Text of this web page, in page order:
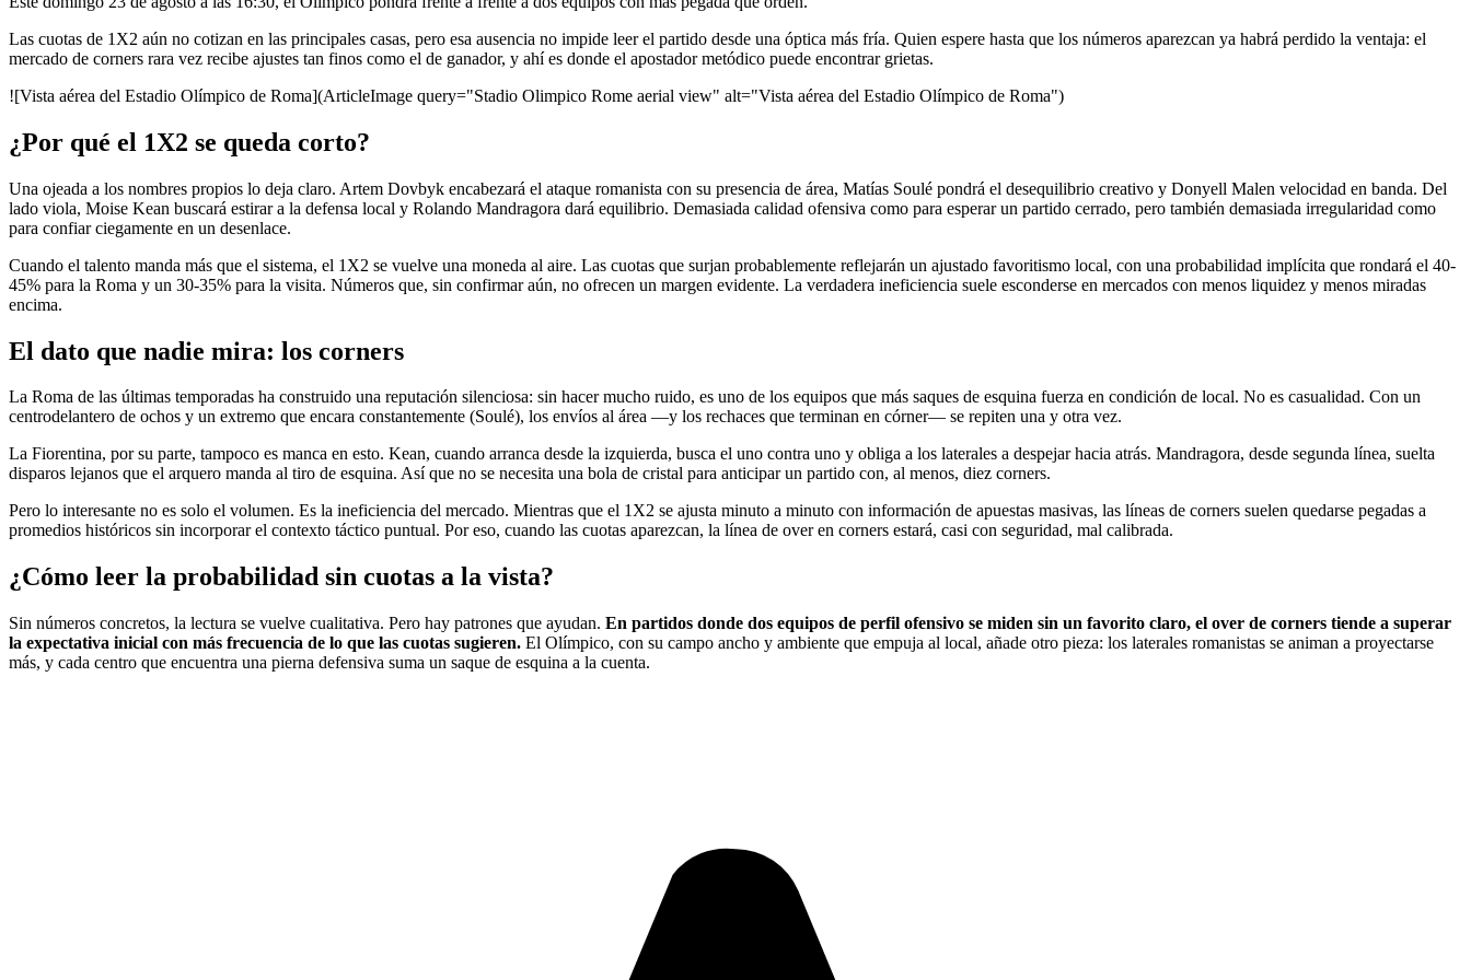
Las cuotas de 1X2 aún no cotizan en las principales casas, pero esa ausencia no impide leer el partido desde una óptica más fría. Quien espere hasta que los números aparezcan ya habrá perdido la ventaja: el
mercado de corners rara vez recibe ajustes tan finos como el de ganador, y ahí es donde el apostador metódico puede encontrar grietas.
![Vista aérea del Estadio Olímpico de Roma](ArticleImage query="Stadio Olimpico Rome aerial view" alt="Vista aérea del Estadio Olímpico de Roma")
¿Por qué el 1X2 se queda corto?
Una ojeada a los nombres propios lo deja claro. Artem Dovbyk encabezará el ataque romanista con su presencia de área, Matías Soulé pondrá el desequilibrio creativo y Donyell Malen velocidad en banda. Del
lado viola, Moise Kean buscará estirar a la defensa local y Rolando Mandragora dará equilibrio. Demasiada calidad ofensiva como para esperar un partido cerrado, pero también demasiada irregularidad como
para confiar ciegamente en un desenlace.
Cuando el talento manda más que el sistema, el 1X2 se vuelve una moneda al aire. Las cuotas que surjan probablemente reflejarán un ajustado favoritismo local, con una probabilidad implícita que rondará el 40-
45% para la Roma y un 30-35% para la visita. Números que, sin confirmar aún, no ofrecen un margen evidente. La verdadera ineficiencia suele esconderse en mercados con menos liquidez y menos miradas
encima.
El dato que nadie mira: los corners
La Roma de las últimas temporadas ha construido una reputación silenciosa: sin hacer mucho ruido, es uno de los equipos que más saques de esquina fuerza en condición de local. No es casualidad. Con un
centrodelantero de ochos y un extremo que encara constantemente (Soulé), los envíos al área —y los rechaces que terminan en córner— se repiten una y otra vez.
La Fiorentina, por su parte, tampoco es manca en esto. Kean, cuando arranca desde la izquierda, busca el uno contra uno y obliga a los laterales a despejar hacia atrás. Mandragora, desde segunda línea, suelta
disparos lejanos que el arquero manda al tiro de esquina. Así que no se necesita una bola de cristal para anticipar un partido con, al menos, diez corners.
Pero lo interesante no es solo el volumen. Es la ineficiencia del mercado. Mientras que el 1X2 se ajusta minuto a minuto con información de apuestas masivas, las líneas de corners suelen quedarse pegadas a
promedios históricos sin incorporar el contexto táctico puntual. Por eso, cuando las cuotas aparezcan, la línea de over en corners estará, casi con seguridad, mal calibrada.
¿Cómo leer la probabilidad sin cuotas a la vista?
Sin números concretos, la lectura se vuelve cualitativa. Pero hay patrones que ayudan. En partidos donde dos equipos de perfil ofensivo se miden sin un favorito claro, el over de corners tiende a superar
la expectativa inicial con más frecuencia de lo que las cuotas sugieren. El Olímpico, con su campo ancho y ambiente que empuja al local, añade otro pieza: los laterales romanistas se animan a proyectarse
más, y cada centro que encuentra una pierna defensiva suma un saque de esquina a la cuenta.